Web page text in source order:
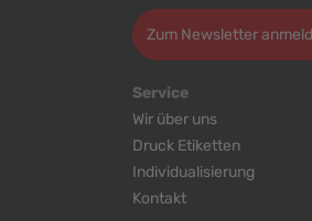
Zum Newsletter
Service
Wir über uns
Druck Etiketten
Individualisierung
Kontakt